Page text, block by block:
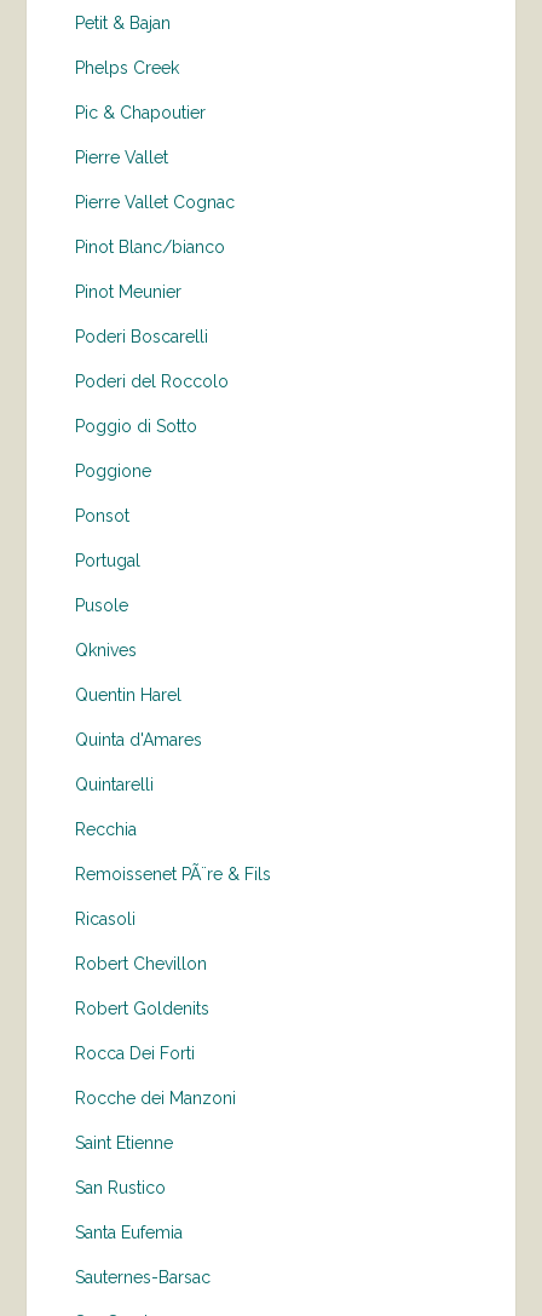
Petit & Bajan
Phelps Creek
Pic & Chapoutier
Pierre Vallet
Pierre Vallet Cognac
Pinot Blanc/bianco
Pinot Meunier
Poderi Boscarelli
Poderi del Roccolo
Poggio di Sotto
Poggione
Ponsot
Portugal
Pusole
Qknives
Quentin Harel
Quinta d'Amares
Quintarelli
Recchia
Remoissenet PÃ¨re & Fils
Ricasoli
Robert Chevillon
Robert Goldenits
Rocca Dei Forti
Rocche dei Manzoni
Saint Etienne
San Rustico
Santa Eufemia
Sauternes-Barsac